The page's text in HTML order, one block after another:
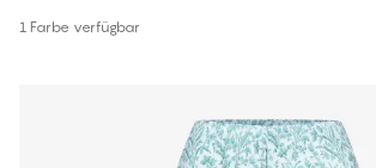
1 Farbe verfügbar